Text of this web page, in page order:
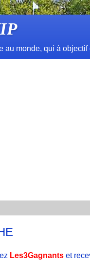
au monde, qui à
Les3Gagnants et